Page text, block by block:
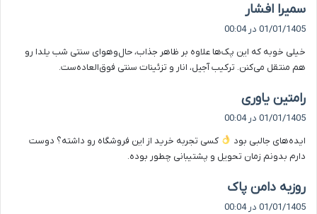
سمیرا افشار
ف
:
01/01/1405 در 00:04
خیلی خوبه که این پک‌ها علاوه بر ظاهر جذاب، حال‌وهوای سنتی شب یلدا رو
هم منتقل می‌کنن. ترکیب آجیل، انار و تزئینات سنتی فوق‌العاده‌ست.
رامتین یاوری
ف
:
01/01/1405 در 00:04
ایده‌های جالبی بود
کسی تجربه خرید از این فروشگاه رو داشته؟ دوست
دارم بدونم زمان تحویل و پشتیبانی چطور بوده.
روزبه دامن پاک
ف
01/01/1405 در 00:04